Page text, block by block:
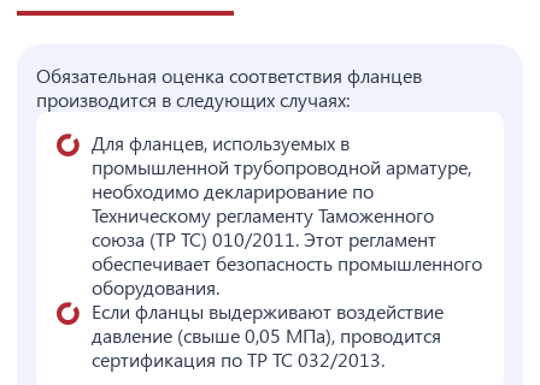
Обязательная оценка соответствия фланцев
производится в следующих случаях:
Для фланцев, используемых в
промышленной трубопроводной арматуре,
необходимо декларирование по
Техническому регламенту Таможенного
союза (ТР ТС) 010/2011. Этот регламент
обеспечивает безопасность промышленного
оборудования.
Если фланцы выдерживают воздействие
давление (свыше 0,05 МПа), проводится
сертификация по ТР ТС 032/2013.